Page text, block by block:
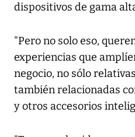
dispositivos de gama
"Pero no solo eso,
experiencias que
negocio, no sólo
también relacionadas
y otros accesorios